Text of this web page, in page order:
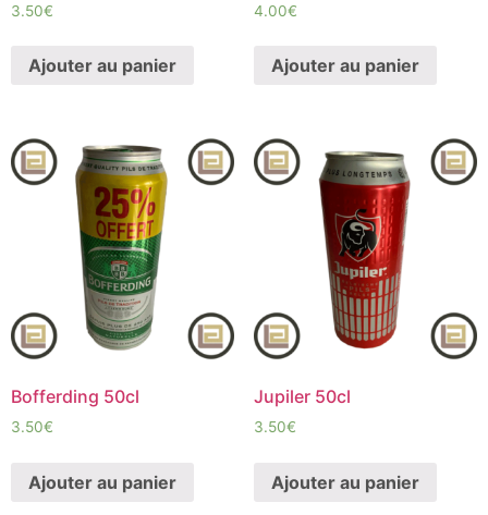
3.50€
Ajouter au panier
4.00€
Ajouter au panier
Bofferding 50cl
3.50€
Ajouter au panier
Jupiler 50cl
3.50€
Ajouter au panier